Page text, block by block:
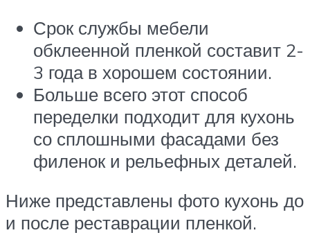
Срок службы мебели
обклеенной пленкой составит 2-
3 года в хорошем состоянии.
Больше всего этот способ
переделки подходит для кухонь
со сплошными фасадами без
филенок и рельефных деталей.
Ниже представлены фото кухонь до
и после реставрации пленкой.